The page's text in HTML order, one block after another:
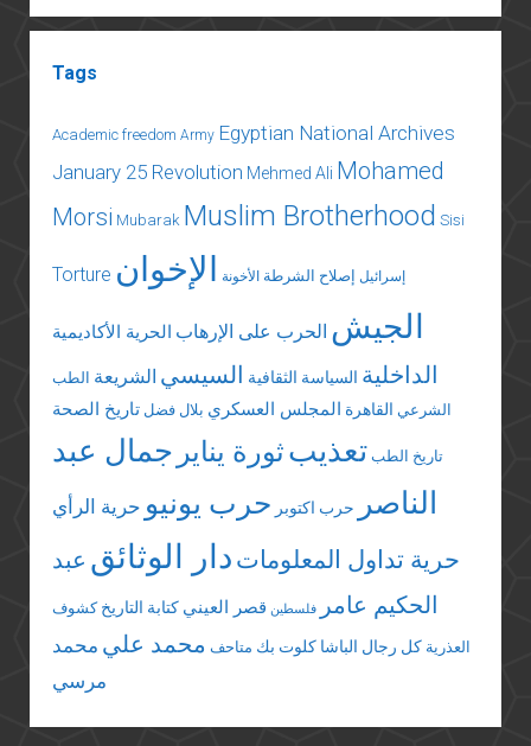
Tags
Academic freedom Army Egyptian National Archives
January 25 Revolution Mehmed Ali Mohamed
Morsi Mubarak Muslim Brotherhood Sisi
Torture إسرائيل إصلاح الشرطة الأخونة الإخوان
الجيش الحرب على الإرهاب الحرية الأكاديمية
الداخلية السياسة الثقافية السيسي الشريعة الطب
الشرعي القاهرة المجلس العسكري بلال فضل تاريخ الصحة
تاريخ الطب تعذيبثورة يناير جمال عبد
الناصر
حرب اكتوبر حرب يونيو حرية الرأي
حرية تداول المعلومات دار الوثائق عبد
الحكيم عامر
فلسطين قصر العيني كتابة التاريخ كشوف
العذرية كل رجال الباشا كلوت بك متاحف محمد علي محمد
مرسي